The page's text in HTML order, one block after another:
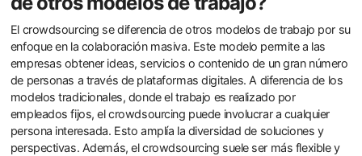
El crowdsourcing se diferencia de otros modelos de trabajo por su
enfoque en la colaboración masiva. Este modelo permite a las
empresas obtener ideas, servicios o contenido de un gran número
de personas a través de plataformas digitales. A diferencia de los
modelos tradicionales, donde el trabajo es realizado por
empleados fijos, el crowdsourcing puede involucrar a cualquier
persona interesada. Esto amplía la diversidad de soluciones y
perspectivas. Además, el crowdsourcing suele ser más flexible y